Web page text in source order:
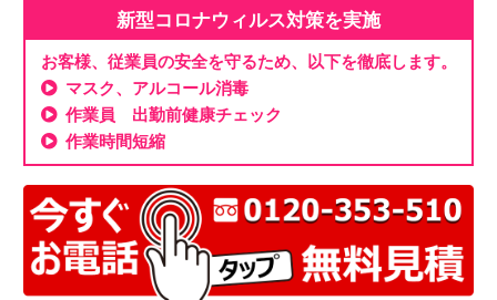
新型コロナウィルス対策を実施
お客様、従業員の安全を守るため、以下を徹底します。
マスク、アルコール消毒
作業員 出勤前健康チェック
作業時間短縮